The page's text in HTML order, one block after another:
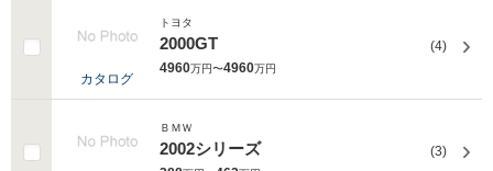
カタログ
トヨタ
2000GT
4960万円〜4960万円
(4)
ＢＭＷ
2002シリーズ (3)